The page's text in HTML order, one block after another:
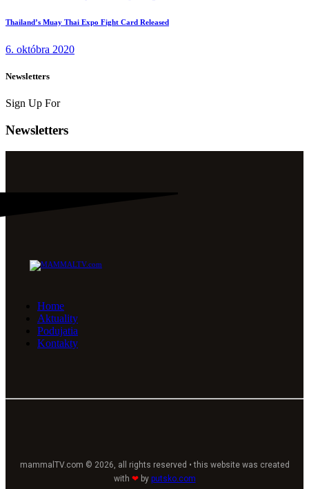
Thailand’s Muay Thai Expo Fight Card Released
6. októbra 2020
Newsletters
Sign Up For
Newsletters
Home
Aktuality
Podujatia
Kontakty
mammalTV.com © 2026, all rights reserved • this website was created
with ❤by putsko.com